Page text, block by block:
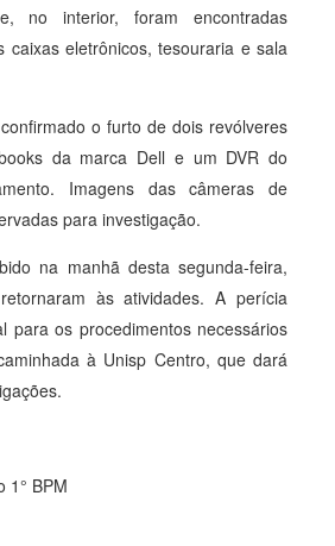
no interior, foram encontradas
caixas eletrônicos, tesouraria e sala
o furto de dois revólveres
da marca Dell e um DVR do
Imagens das câmeras de
para investigação.
na manhã desta segunda-feira,
às atividades. A perícia
para os procedimentos necessários
à Unisp Centro, que dará
1° BPM